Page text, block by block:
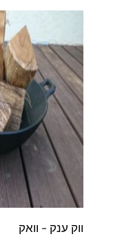
ווק ענק – וואק